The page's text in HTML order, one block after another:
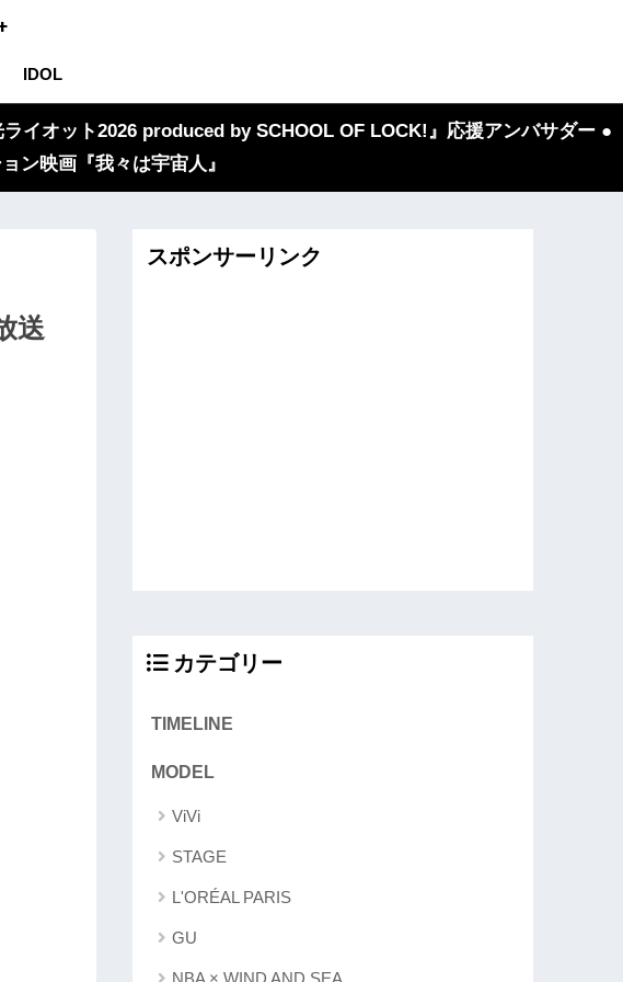
IDOL
イオット2026 produced by SCHOOL OF LOCK!』応援アンバサダー ●
ン映画『我々は宇宙人』
送
スポンサーリンク
カテゴリー
TIMELINE
MODEL
ViVi
STAGE
L'ORÉAL PARIS
GU
NBA × WIND AND SEA